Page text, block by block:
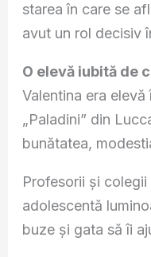
starea în care se
avut un rol decisiv
O elevă iubită de
Valentina era
„Paladini” din
bunătatea,
Profesorii și
adolescentă
buze și gata să îi